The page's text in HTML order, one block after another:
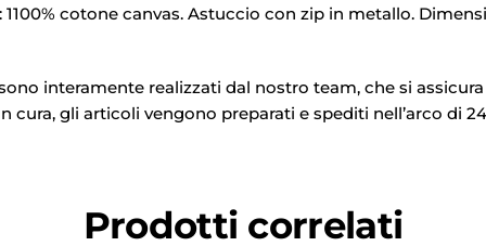
1100% cotone canvas. Astuccio con zip in metallo.
interamente realizzati dal nostro team, che si
gli articoli vengono preparati e spediti nell’arco di
Prodotti correlati